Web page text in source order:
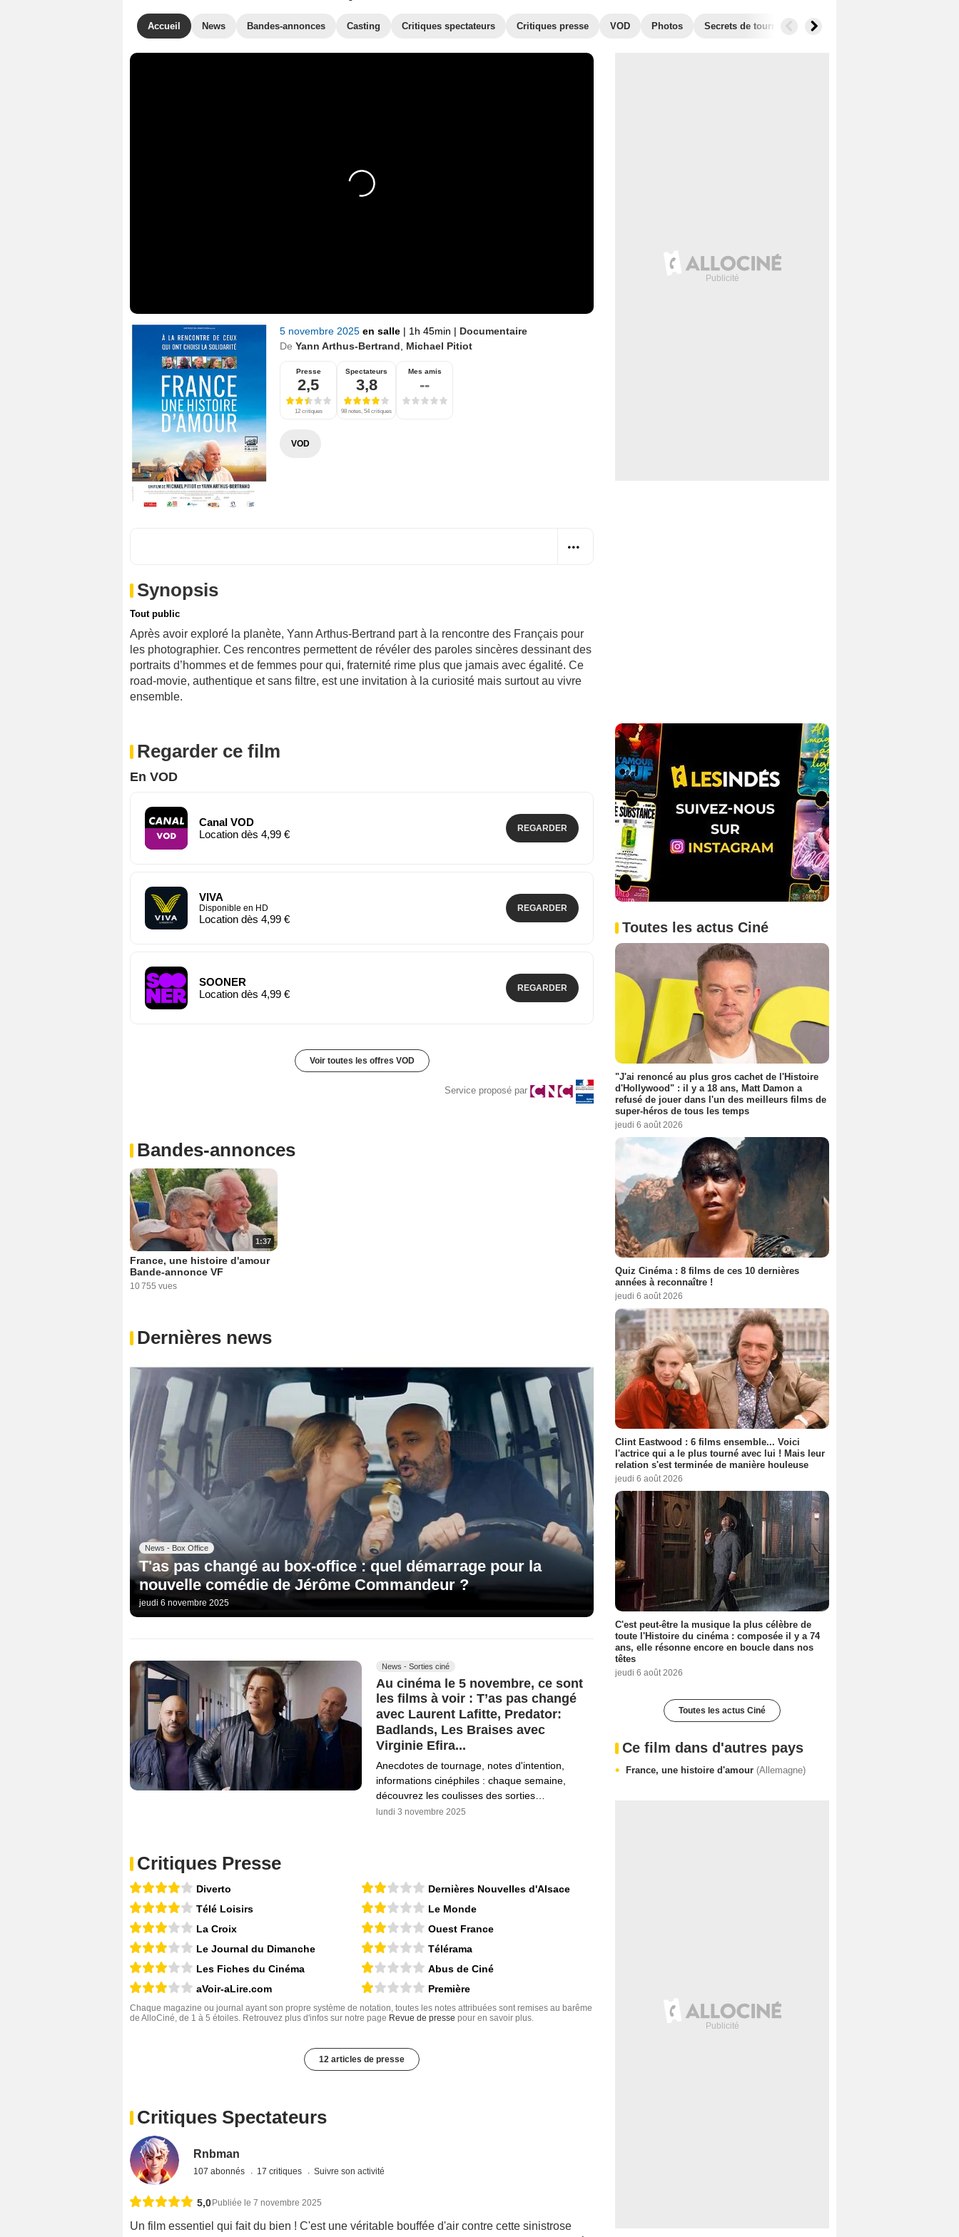
Accueil News Bandes-annonces Casting Critiques spectateurs Critiques presse VOD Photos Secrets de tournage Box Office
5 novembre 2025 en salle | 1h 45min | Documentaire
De Yann Arthus-Bertrand Michael Pitiot
Presse
2,5
12 critiques
Spectateurs
3,8
98 notes, 54 critiques
Mes amis
--
VOD
Synopsis
Tout public
Après avoir exploré la planète, Yann Arthus-Bertrand part à la rencontre des Français pour
les photographier. Ces rencontres permettent de révéler des paroles sincères dessinant des
portraits d’hommes et de femmes pour qui, fraternité rime plus que jamais avec égalité. Ce
road-movie, authentique et sans filtre, est une invitation à la curiosité mais surtout au vivre
ensemble.
Regarder ce film
En VOD
Canal VOD
Location dès 4,99 €
REGARDER
VIVA
Disponible en HD
Location dès 4,99 €
REGARDER
SOONER
Location dès 4,99 €
REGARDER
Voir toutes les offres VOD
Service proposé par
Bandes-annonces
1:37
France, une histoire d'amour
Bande-annonce VF
10 755 vues
Dernières news
News - Box Office
T'as pas changé au box-office : quel démarrage pour la
nouvelle comédie de Jérôme Commandeur ?
jeudi 6 novembre 2025
News - Sorties ciné
Au cinéma le 5 novembre, ce sont
les films à voir : T’as pas changé
avec Laurent Lafitte, Predator:
Badlands, Les Braises avec
Virginie Efira...
Anecdotes de tournage, notes d'intention,
informations cinéphiles : chaque semaine,
découvrez les coulisses des sorties…
lundi 3 novembre 2025
Critiques Presse
Diverto
Télé Loisirs
La Croix
Le Journal du Dimanche
Les Fiches du Cinéma
aVoir-aLire.com
Dernières Nouvelles d'Alsace
Le Monde
Ouest France
Télérama
Abus de Ciné
Première
Chaque magazine ou journal ayant son propre système de notation, toutes les notes attribuées sont remises au barême
de AlloCiné, de 1 à 5 étoiles. Retrouvez plus d'infos sur notre page Revue de presse pour en savoir plus.
12 articles de presse
Critiques Spectateurs
Rnbman
107 abonnés 17 critiques Suivre son activité
5,0 Publiée le 7 novembre 2025
Un film essentiel qui fait du bien ! C'est une véritable bouffée d'air contre cette sinistrose
Toutes les actus Ciné
"J'ai renoncé au plus gros cachet de l'Histoire
d'Hollywood" : il y a 18 ans, Matt Damon a
refusé de jouer dans l'un des meilleurs films de
super-héros de tous les temps
jeudi 6 août 2026
Quiz Cinéma : 8 films de ces 10 dernières
années à reconnaître !
jeudi 6 août 2026
Clint Eastwood : 6 films ensemble... Voici
l'actrice qui a le plus tourné avec lui ! Mais leur
relation s'est terminée de manière houleuse
jeudi 6 août 2026
C'est peut-être la musique la plus célèbre de
toute l'Histoire du cinéma : composée il y a 74
ans, elle résonne encore en boucle dans nos
têtes
jeudi 6 août 2026
Toutes les actus Ciné
Ce film dans d'autres pays
France, une histoire d'amour (Allemagne)